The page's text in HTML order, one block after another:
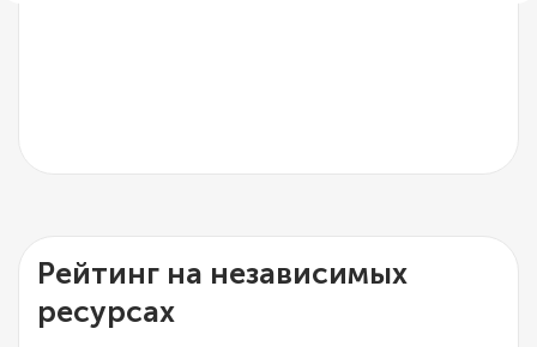
Рейтинг на независимых
ресурсах